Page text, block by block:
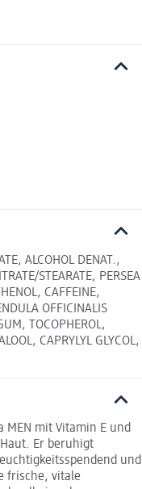
ALCOHOL DENAT.,
STEARATE, PERSEA
CAFFEINE,
OFFICINALIS
TOCOPHEROL,
CAPRYLYL GLYCOL,
MEN mit Vitamin E und
Er beruhigt
und
frische, vitale